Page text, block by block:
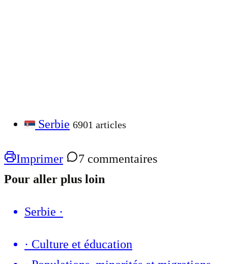
Serbie 6901 articles
Imprimer
7 commentaires
Pour aller plus loin
Serbie ·
· Culture et éducation